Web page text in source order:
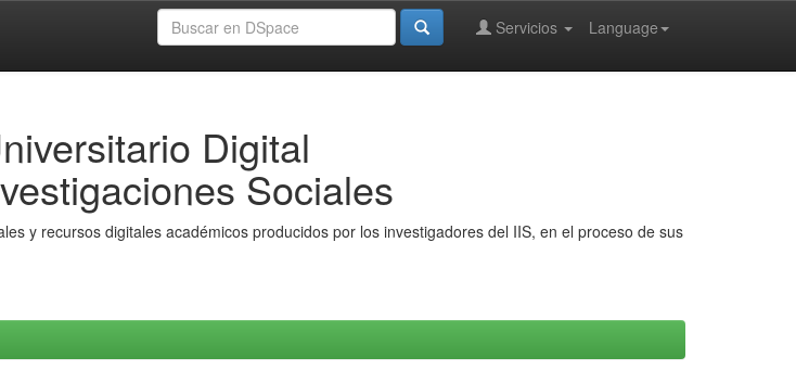
Language
Servicios
Digital
Sociales
y recursos digitales académicos producidos por los investigadores del IIS, en el proceso de sus